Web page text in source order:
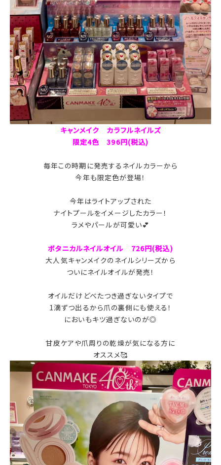
キャンメイク カラフルネイルズ
限定4色 396円(税込)
毎年この時期に発売するネイルカラーから
今年も限定色が登場！
今年はライトアップされた
ナイトプールをイメージしたカラー！
ラメやパールが可愛い💕
ボタニカルネイルオイル 726円(税込)
大人気キャンメイクのネイルシリーズから
ついにネイルオイルが発売！
オイルだけどべたつき過ぎないタイプで
1滴ずつ出るから爪の裏側にも使える！
においもキツ過ぎないのが◎
甘皮ケアや爪周りの乾燥が気になる方に
オススメ🥰